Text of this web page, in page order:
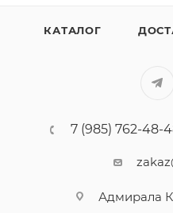
КАТАЛОГ
7 (985) 762-48-
Адмирала